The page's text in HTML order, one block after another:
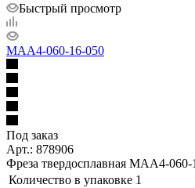
Быстрый просмотр
MAA4-060-16-050
Под заказ
Арт.: 878906
Фреза твердосплавная MAA4-060-
Количество в упаковке 1